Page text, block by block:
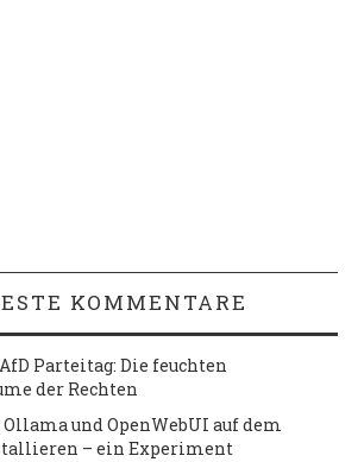
KOMMENTARE
AfD Parteitag: Die feuchten
der Rechten
Ollama und OpenWebUI auf dem
– ein Experiment